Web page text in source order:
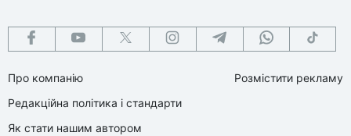
Про компанію
Редакційна політика і стандарти
Як стати нашим автором
Розмістити рекламу